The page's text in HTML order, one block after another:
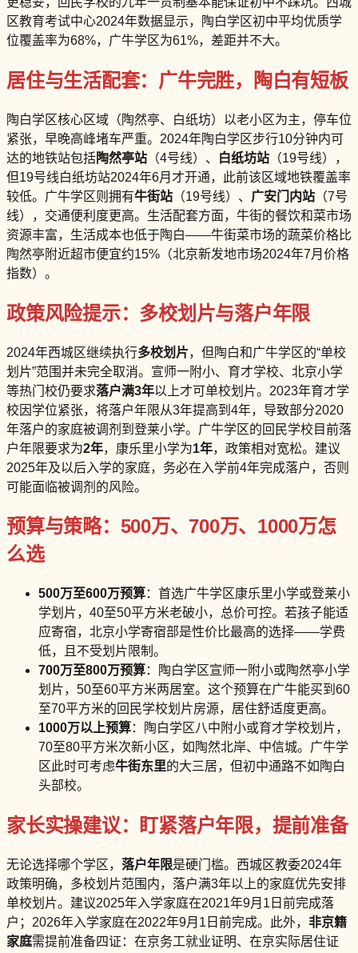
区教育考试中心2024年数据显示，陶白学区初中平均优质学
位覆盖率为68%，广牛学区为61%，差距并不大。
居住与生活配套：广牛完胜，陶白有短板
陶白学区核心区域（陶然亭、白纸坊）以老小区为主，停车位
紧张，早晚高峰堵车严重。2024年陶白学区步行10分钟内可
达的地铁站包括陶然亭站 （4号线）、 白纸坊站 （19号线），
但19号线白纸坊站2024年6月才开通，此前该区域地铁覆盖率
较低。广牛学区则拥有牛街站 （19号线）、 广安门内站 （7号
线），交通便利度更高。生活配套方面，牛街的餐饮和菜市场
资源丰富，生活成本也低于陶白——牛街菜市场的蔬菜价格比
陶然亭附近超市便宜约15%（北京新发地市场2024年7月价格
指数）。
政策风险提示：多校划片与落户年限
2024年西城区继续执行多校划片，但陶白和广牛学区的“单校
划片”范围并未完全取消。宣师一附小、育才学校、北京小学
等热门校仍要求落户满3年以上才可单校划片。2023年育才学
校因学位紧张，将落户年限从3年提高到4年，导致部分2020
年落户的家庭被调剂到登莱小学。广牛学区的回民学校目前落
户年限要求为2年，康乐里小学为1年，政策相对宽松。建议
2025年及以后入学的家庭，务必在入学前4年完成落户，否则
可能面临被调剂的风险。
预算与策略：500万、700万、1000万怎
么选
500万至600万预算：首选广牛学区康乐里小学或登莱小
学划片，40至50平方米老破小，总价可控。若孩子能适
应寄宿，北京小学寄宿部是性价比最高的选择——学费
低，且不受划片限制。
700万至800万预算：陶白学区宣师一附小或陶然亭小学
划片，50至60平方米两居室。这个预算在广牛能买到60
至70平方米的回民学校划片房源，居住舒适度更高。
1000万以上预算：陶白学区八中附小或育才学校划片，
70至80平方米次新小区，如陶然北岸、中信城。广牛学
区此时可考虑牛街东里的大三居，但初中通路不如陶白
头部校。
家长实操建议：盯紧落户年限，提前准备
无论选择哪个学区， 落户年限是硬门槛。西城区教委2024年
政策明确，多校划片范围内，落户满3年以上的家庭优先安排
单校划片。建议2025年入学家庭在2021年9月1日前完成落
户；2026年入学家庭在2022年9月1日前完成。此外， 非京籍
家庭需提前准备四证：在京务工就业证明、在京实际居住证